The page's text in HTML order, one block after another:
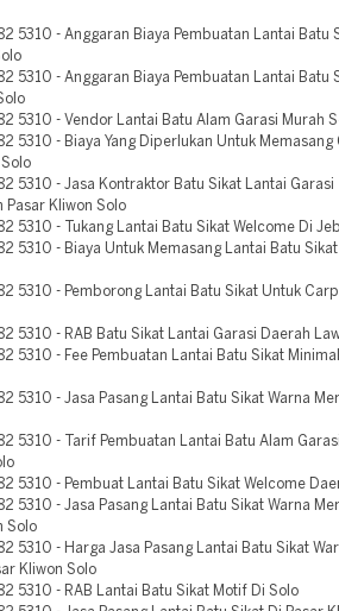
5310 - Anggaran Biaya Pembuatan Lantai Batu
5310 - Anggaran Biaya Pembuatan Lantai Batu
5310 - Vendor Lantai Batu Alam Garasi Murah
5310 - Biaya Yang Diperlukan Untuk Memasang
5310 - Jasa Kontraktor Batu Sikat Lantai Garasi
Pasar Kliwon Solo
5310 - Tukang Lantai Batu Sikat Welcome Di
5310 - Biaya Untuk Memasang Lantai Batu
5310 - Pemborong Lantai Batu Sikat Untuk
5310 - RAB Batu Sikat Lantai Garasi Daerah
5310 - Fee Pembuatan Lantai Batu Sikat
5310 - Jasa Pasang Lantai Batu Sikat Warna
5310 - Tarif Pembuatan Lantai Batu Alam
5310 - Pembuat Lantai Batu Sikat Welcome
5310 - Jasa Pasang Lantai Batu Sikat Warna
Solo
5310 - Harga Jasa Pasang Lantai Batu Sikat
Kliwon Solo
5310 - RAB Lantai Batu Sikat Motif Di Solo